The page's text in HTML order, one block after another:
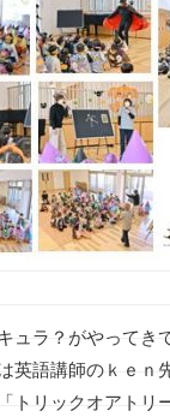
ュラ？がやってき
英語講師のｋｅｎ
リックオアトリ